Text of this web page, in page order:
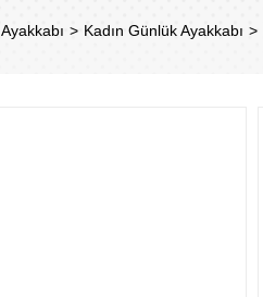
Ayakkabı Kadın Günlük Ayakkabı